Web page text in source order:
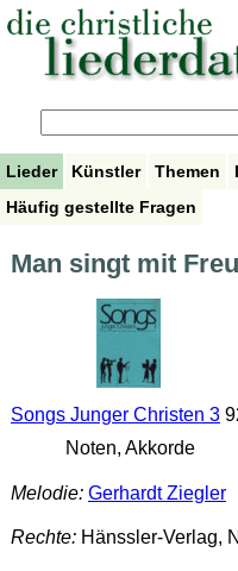
Lieder Künstler Themen
Häufig gestellte Fragen
Man singt mit
Songs Junger Christen 3
Noten, Akkorde
Melodie: Gerhardt Ziegler
Rechte:Hänssler-Verlag,